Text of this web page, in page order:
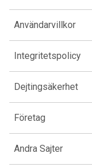
Användarvillkor
Integritetspolicy
Dejtingsäkerhet
Företag
Andra Sajter